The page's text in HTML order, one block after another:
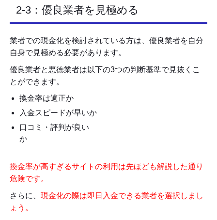
2-3：優良業者を見極める
業者での現金化を検討されている方は、優良業者を自分
自身で見極める必要があります。
優良業者と悪徳業者は以下の3つの判断基準で見抜くこ
とができます。
換金率は適正か
入金スピードが早いか
口コミ・評判が良い
か
換金率が高すぎるサイトの利用は先ほども解説した通り
危険です。
さらに、 現金化の際は即日入金できる業者を選択しまし
ょう。